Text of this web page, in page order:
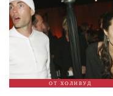
ОТ ХОЛИВУД